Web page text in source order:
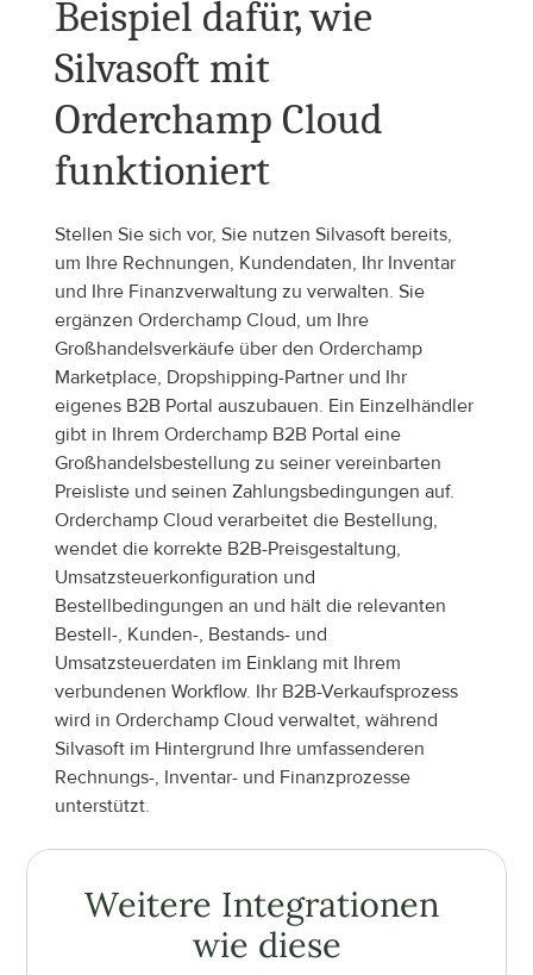
Beispiel dafür, wie
Silvasoft mit
Orderchamp Cloud
funktioniert
Stellen Sie sich vor, Sie nutzen Silvasoft bereits,
um Ihre Rechnungen, Kundendaten, Ihr Inventar
und Ihre Finanzverwaltung zu verwalten. Sie
ergänzen Orderchamp Cloud, um Ihre
Großhandelsverkäufe über den Orderchamp
Marketplace, Dropshipping-Partner und Ihr
eigenes B2B Portal auszubauen. Ein Einzelhändler
gibt in Ihrem Orderchamp B2B Portal eine
Großhandelsbestellung zu seiner vereinbarten
Preisliste und seinen Zahlungsbedingungen auf.
Orderchamp Cloud verarbeitet die Bestellung,
wendet die korrekte B2B-Preisgestaltung,
Umsatzsteuerkonfiguration und
Bestellbedingungen an und hält die relevanten
Bestell-, Kunden-, Bestands- und
Umsatzsteuerdaten im Einklang mit Ihrem
verbundenen Workflow. Ihr B2B-Verkaufsprozess
wird in Orderchamp Cloud verwaltet, während
Silvasoft im Hintergrund Ihre umfassenderen
Rechnungs-, Inventar- und Finanzprozesse
unterstützt.
Weitere Integrationen
wie diese